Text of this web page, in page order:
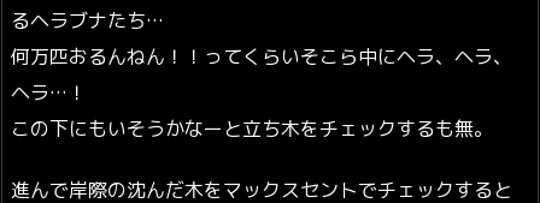
るヘラブナたち…
何万匹おるんねん！！ってくらいそこら中にヘラ、ヘラ、
ヘラ…！
この下にもいそうかなーと立ち木をチェックするも無。
進んで岸際の沈んだ木をマックスセントでチェックすると